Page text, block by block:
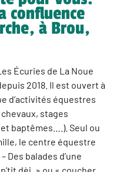
confluence
à Brou,
Écuries de La Noue
2018. Il est ouvert à
d’activités équestres
stages
baptêmes….). Seul ou
le centre équestre
Des balades d’une